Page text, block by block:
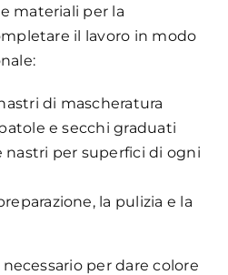
materiali per la
il lavoro in modo
di mascheratura
e secchi graduati
nastri per superfici di ogni
la pulizia e la
per dare colore